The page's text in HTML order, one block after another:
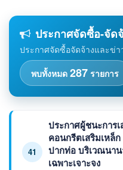
ประกาศจัดซื้อ-จัด
ประกาศจัดซื้อจัดจ้างและข่
พบทั้งหมด 287 รายการ
41
ประกาศผู้ชนะการ
คอนกรีตเสริมเหล็
ปากท่อ บริเวณนา
เฉพาะเจาะจง